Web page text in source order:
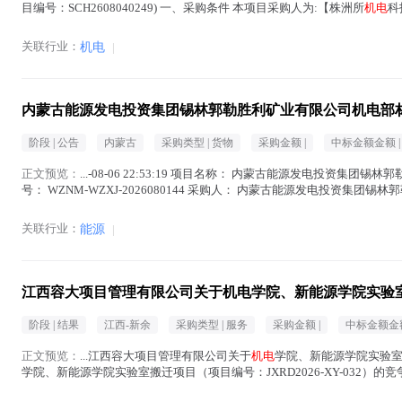
目编号：SCH2608040249) 一、采购条件 本项目采购人为:【株洲所机电科
关联行业： 机电 |
内蒙古能源发电投资集团锡林郭勒胜利矿业有限公司机电部
阶段 | 公告 内蒙古 采购类型 | 货物 采购金额 | 中标金额金额 |
正文预览： ...-08-06 22:53:19 项目名称： 内蒙古能源发电投资集团锡林郭
号： WZNM-WZXJ-2026080144 采购人： 内蒙古能源发电投资集团锡林
关联行业： 能源 |
江西容大项目管理有限公司关于机电学院、新能源学院实
阶段 | 结果 江西-新余 采购类型 | 服务 采购金额 | 中标金额
正文预览： ...江西容大项目管理有限公司关于机电学院、新能源学院实验
学院、新能源学院实验室搬迁项目（项目编号：JXRD2026-XY-032）的